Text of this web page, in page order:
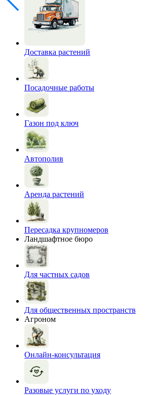
Доставка растений
Посадочные работы
Газон под ключ
Автополив
Аренда растений
Пересадка крупномеров
Ландшафтное бюро
Для частных садов
Для общественных пространств
Агроном
Онлайн-консультация
Разовые услуги по уходу